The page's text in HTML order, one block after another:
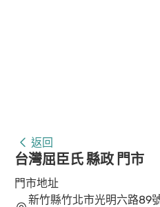
返回
台灣屈臣氏 縣政 門市
門市地址
新竹縣竹北市光明六路89